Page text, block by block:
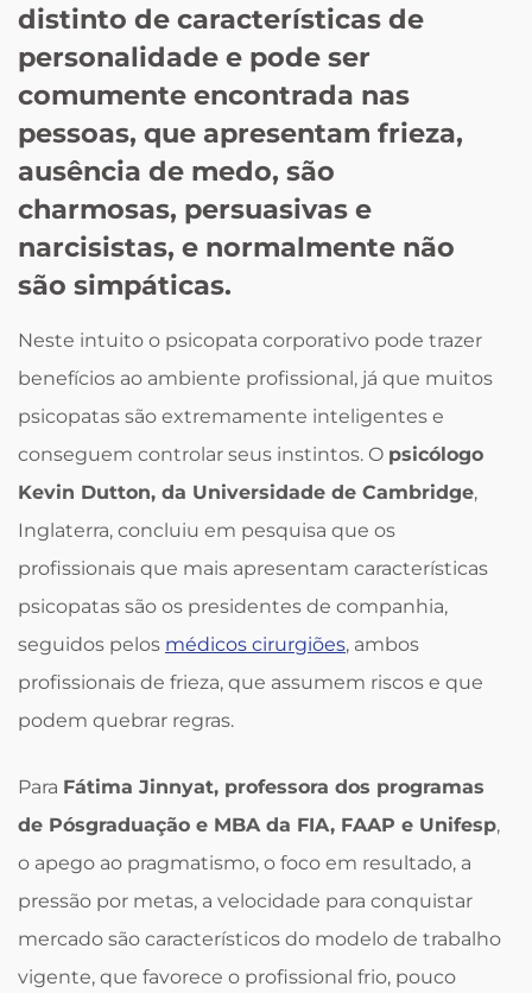
distinto de características de
personalidade e pode ser
comumente encontrada nas
pessoas, que apresentam frieza,
ausência de medo, são
charmosas, persuasivas e
narcisistas, e normalmente não
são simpáticas.
Neste intuito o psicopata corporativo pode trazer
benefícios ao ambiente profissional, já que muitos
psicopatas são extremamente inteligentes e
conseguem controlar seus instintos. O psicólogo
Kevin Dutton, da Universidade de Cambridge,
Inglaterra, concluiu em pesquisa que os
profissionais que mais apresentam características
psicopatas são os presidentes de companhia,
seguidos pelos médicos cirurgiões, ambos
profissionais de frieza, que assumem riscos e que
podem quebrar regras.
Para Fátima Jinnyat, professora dos programas
de Pósgraduação e MBA da FIA, FAAP e Unifesp,
o apego ao pragmatismo, o foco em resultado, a
pressão por metas, a velocidade para conquistar
mercado são característicos do modelo de trabalho
vigente, que favorece o profissional frio, pouco